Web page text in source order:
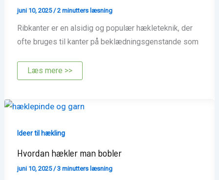
juni 10, 2025/2 minutters læsning
Ribkanter er en alsidig og populær hækleteknik, der
ofte bruges til kanter på beklædningsgenstande som
Hvordan
hækler
Læs mere >>
Ideer til hækling
Hvordan hækler man bobler
juni 10, 2025 /3 minutters læsning